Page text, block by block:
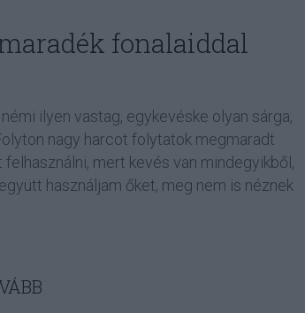
fonalaiddal
ilyen vastag, egykevéske olyan sárga,
nagy harcot folytatok megmaradt
mert kevés van mindegyikből,
használjam őket, meg nem is néznek